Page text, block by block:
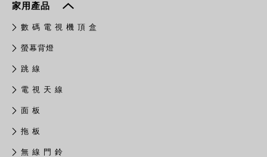
家用產品
數 碼 電 視 機 頂 盒
螢幕背燈
跳 線
電 視 天 線
面 板
拖 板
無 線 門 鈴